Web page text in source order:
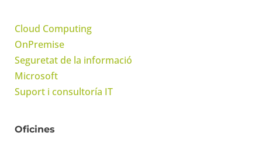
Cloud Computing
OnPremise
Seguretat de la informació
Microsoft
Suport i consultoría IT
Oficines